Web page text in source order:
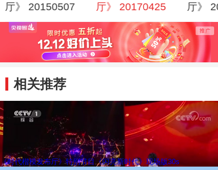
厅》 20150507
厅》 20170425
厅》
相关推荐
《时代楷模发布厅》特别节目《闪亮新时代》现场版30s